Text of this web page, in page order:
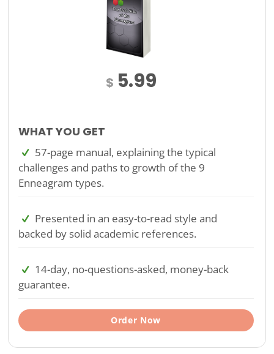
$ 5.99
WHAT YOU GET
57-page manual, explaining the typical
challenges and paths to growth of the 9
Enneagram types.
Presented in an easy-to-read style and
backed by solid academic references.
14-day, no-questions-asked, money-back
guarantee.
Order Now